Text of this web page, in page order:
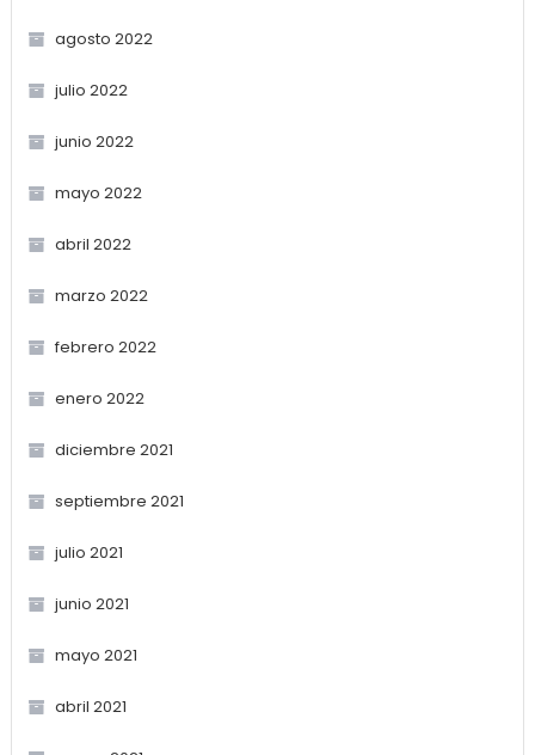
agosto 2022
julio 2022
junio 2022
mayo 2022
abril 2022
marzo 2022
febrero 2022
enero 2022
diciembre 2021
septiembre 2021
julio 2021
junio 2021
mayo 2021
abril 2021